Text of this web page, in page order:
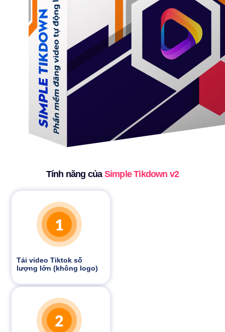
Tính năng của Simple Tikdown v2
Tải video Tiktok số
lượng lớn (không logo)